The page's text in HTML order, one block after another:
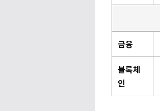
금융
블록체
인